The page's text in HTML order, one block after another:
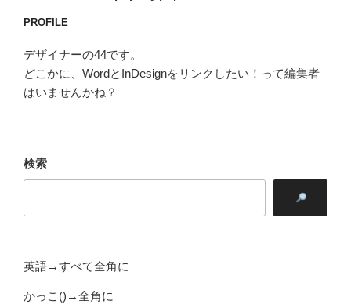
PROFILE
デザイナーの44です。
どこかに、WordとInDesignをリンクしたい！って編集者
はいませんかね？
検索
英語→すべて全角に
かっこ()→全角に